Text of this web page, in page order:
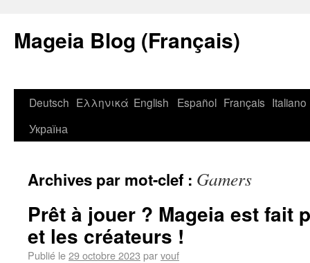
Mageia Blog (Français)
Deutsch Ελληνικά English Español Français Italiano
Україна
Archives par mot-clef : Gamers
Prêt à jouer ? Mageia est fait
et les créateurs !
Publié le29 octobre 2023 parvouf